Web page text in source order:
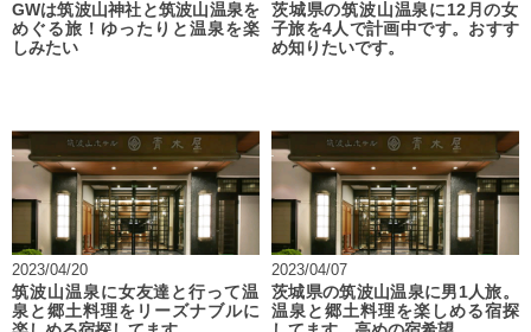
GWは筑波山神社と筑波山温泉を
めぐる旅！ゆったりと温泉を楽
しみたい
茨城県の筑波山温泉に12月の女
子旅を4人で計画中です。おすす
め知りたいです。
2023/04/20
筑波山温泉に女友達と行って温
泉と郷土料理をリーズナブルに
2023/04/07
茨城県の筑波山温泉に男1人旅。
温泉と郷土料理を楽しめる宿探